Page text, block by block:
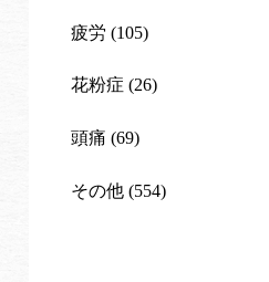
疲労 (105)
花粉症 (26)
頭痛 (69)
その他 (554)